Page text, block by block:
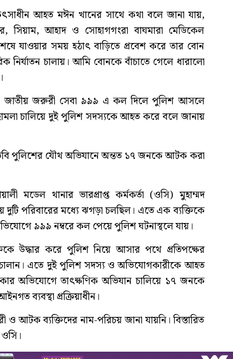
আহত মঈন খানের সাথে কথা বলে জানা যায়,
সিয়াম, আহাদ ও সোহাগগংরা বাঘমারা মেডিকেল
যাওয়ার সময় হঠাৎ বাড়িতে প্রবেশ করে তার বোন
নির্যাতন চালায়। আমি বোনকে বাঁচাতে গেলে ধারালো
জাতীয় জরুরী সেবা ৯৯৯ এ কল দিলে পুলিশ আসলে
চালিয়ে দুই পুলিশ সদস্যকে আহত করে বলে জানায়
পুলিশের যৌথ অভিযানে অন্তত ১৭ জনকে আটক করা
মডেল থানার ভারপ্রাপ্ত কর্মকর্তা (ওসি) মুহাম্মদ
দুটি পরিবারের মধ‍্যে ঝগড়া চলছিল। এতে এক ব‍্যক্তিকে
৯৯৯ নম্বরে কল পেয়ে পুলিশ ঘটনাস্থলে যায়।
উদ্ধার করে পুলিশ নিয়ে আসার পথে প্রতিপক্ষের
এতে দুই পুলিশ সদস্য ও অভিযোগকারীকে আহত
অভিযোগে তাৎক্ষণিক অভিযান চালিয়ে ১৭ জনকে
ব্যবস্থা প্রক্রিয়াধীন।
ও আটক ব্যক্তিদের নাম-পরিচয় জানা যায়নি। বিস্তারিত